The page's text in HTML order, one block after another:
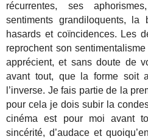
récurrentes, ses
sentiments grandiloquents, la
hasards et coïncidences. Les
reprochent son
apprécient, et sans doute de
avant tout, que la forme soit
l’inverse. Je fais partie de la
pour cela je dois subir la
cinéma est pour moi avant
sincérité, d’audace et